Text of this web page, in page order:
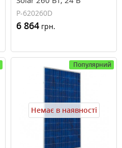
полікристалічна (P-
620260D)
P-620260D
6 864 грн.
Популярний
Немає в наявності